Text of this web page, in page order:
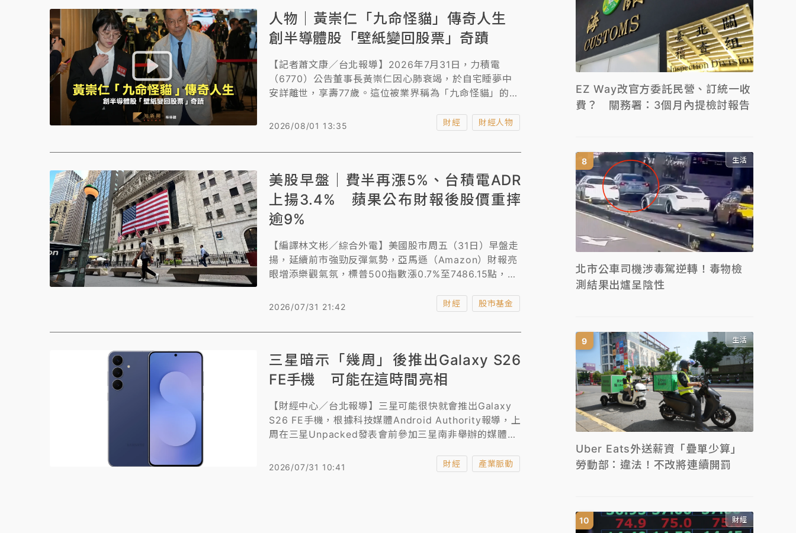
人物｜黃崇仁「九命怪貓」傳奇人生
創半導體股「壁紙變回股票」奇蹟
【記者蕭文康／台北報導】2026年7月31日，力積電
（6770）公告董事長黃崇仁因心肺衰竭，於自宅睡夢中
安詳離世，享壽77歲。這位被業界稱為「九命怪貓」的半
DRAM榮枯、千億負債下市、重整轉型、再上市，創下半
重生篇章。
2026/08/01 13:35 財經 財經人物
美股早盤｜費半再漲5%、台積電ADR
上揚3.4% 蘋果公布財報後股價重摔
逾9%
【編譯林文彬／綜合外電】美國股市周五（31日）早盤走
揚，延續前市強勁反彈氣勢，亞馬遜（Amazon）財報亮
眼增添樂觀氣氛，標普500指數漲0.7%至7486.15點，道
綜合指數攀升1.2%。
2026/07/31 21:42 財經 股市基金
三星暗示「幾周」後推出Galaxy S26
FE手機 可能在這時間亮相
【財經中心／台北報導】三星可能很快就會推出Galaxy
S26 FE手機，根據科技媒體Android Authority報導，上
周在三星Unpacked發表會前參加三星南非舉辦的媒體溝
2026/07/31 10:41 財經 產業脈動
EZ Way改官方委託民營、訂統一收
費？ 關務署：3個月內提檢討報告
生活
北市公車司機涉毒駕逆轉！毒物檢
測結果出爐呈陰性
生活
Uber Eats外送薪資「疊單少算」
勞動部：違法！不改將連續開罰
財經